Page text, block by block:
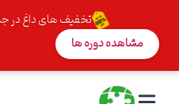
تخفیف های داغ در
مشاهده دوره ها